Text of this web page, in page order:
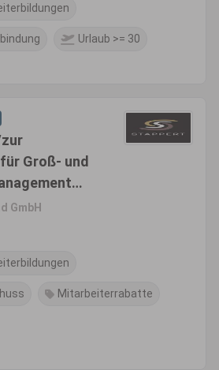
Urlaub >= 30
Groß- und
GmbH
Mitarbeiterrabatte